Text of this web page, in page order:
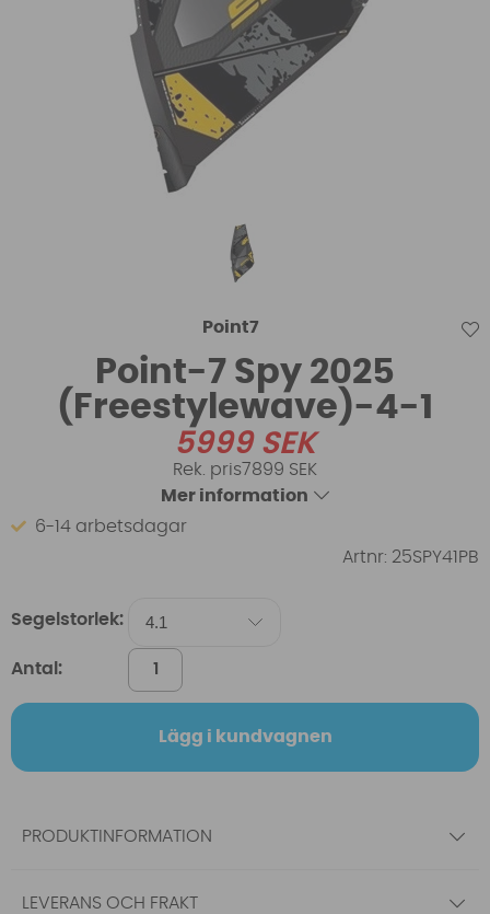
Point7
Point-7 Spy 2025
(Freestylewave)-4-1
5999SEK
7899 SEK
Mer information
6-14 arbetsdagar
Artnr: 25SPY41PB
Segelstorlek:
Antal:
Lägg i kundvagnen
PRODUKTINFORMATION
LEVERANS OCH FRAKT